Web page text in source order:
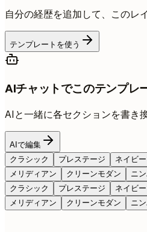
自分の経歴を追加して、このレ
テンプレートを使う
AIチャットでこのテンプレ
AIと一緒に各セクションを書き
AIで編集
クラシック
プレステージ ネイビ
メリディアン
クリーンモダン
ニ
クラシック
プレステージ ネイビ
メリディアン
クリーンモダン ニ